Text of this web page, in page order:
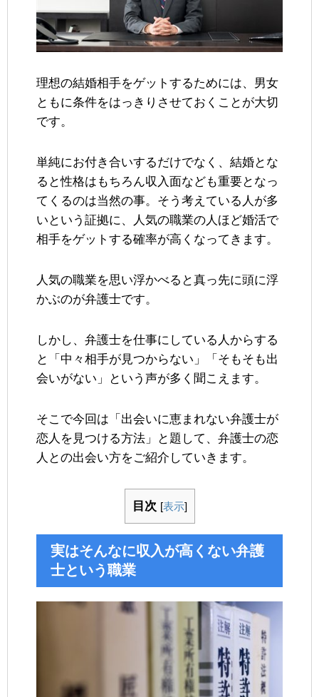
理想の結婚相手をゲットするためには、男女
ともに条件をはっきりさせておくことが大切
です。
単純にお付き合いするだけでなく、結婚とな
ると性格はもちろん収入面なども重要となっ
てくるのは当然の事。そう考えている人が多
いという証拠に、人気の職業の人ほど婚活で
相手をゲットする確率が高くなってきます。
人気の職業を思い浮かべると真っ先に頭に浮
かぶのが弁護士です。
しかし、弁護士を仕事にしている人からする
と「中々相手が見つからない」「そもそも出
会いがない」という声が多く聞こえます。
そこで今回は「出会いに恵まれない弁護士が
恋人を見つける方法」と題して、弁護士の恋
人との出会い方をご紹介していきます。
目次 [表示]
実はそんなに収入が高くない弁護
士という職業